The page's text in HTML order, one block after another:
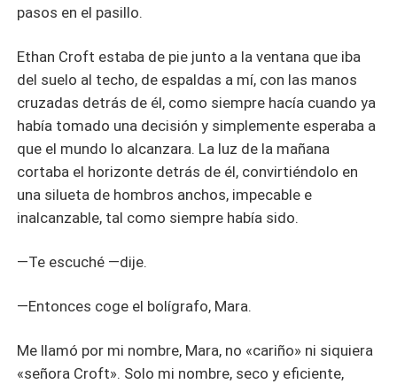
pasos en el pasillo.
Ethan Croft estaba de pie junto a la ventana que iba
del suelo al techo, de espaldas a mí, con las manos
cruzadas detrás de él, como siempre hacía cuando ya
había tomado una decisión y simplemente esperaba a
que el mundo lo alcanzara. La luz de la mañana
cortaba el horizonte detrás de él, convirtiéndolo en
una silueta de hombros anchos, impecable e
inalcanzable, tal como siempre había sido.
—Te escuché —dije.
—Entonces coge el bolígrafo, Mara.
Me llamó por mi nombre, Mara, no «cariño» ni siquiera
«señora Croft». Solo mi nombre, seco y eficiente,